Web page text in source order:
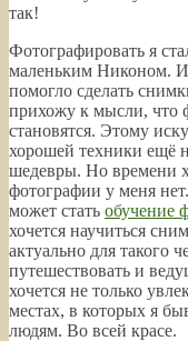
так!
Фотографировать я
маленьким Никоном.
помогло сделать
прихожу к мысли, что
становятся. Этому
хорошей техники ещё
шедевры. Но времени
фотографии у меня
может стать обучение
хочется научиться
актуально для такого
путешествовать и
хочется не только
местах, в которых я
людям. Во всей красе.